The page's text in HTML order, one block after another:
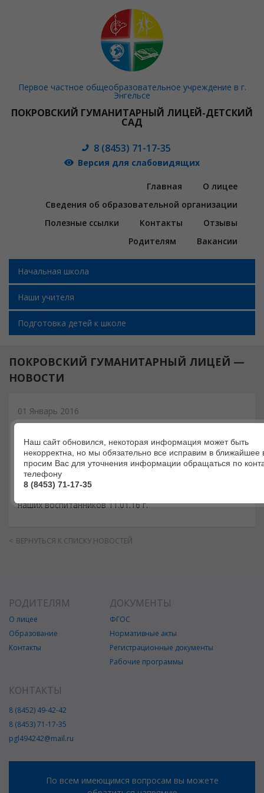
Первое частное общеобразовательное учреждение в г.
Энгельсе
ПОКРОВСКИЙ ГУМАНИТАРНЫЙ ЛИЦЕЙ-ДЕТСКИЙ
САД
8 (8453) 71-17-35
Версия для слабовидящих
Главная
О лицее
Сведения об образовательной организации
Полезные ссылки
Контакты
Отзывы
Родителям
Вакансии
Начальная школа
Наши учителя
Подготовка детей к школе
ПОКРОВСКИЙ ГУМАНИТАРНЫЙ ЛИЦЕЙ —
НОВОСТИ
01 Январь 2016
ВНИМАНИЕ, КАНИКУЛЫ!
Уважаемые родители! В период с 01.01.16 по 10.01.16
включительно объявляются зимние каникулы. Ждем
наших воспитанников 11.01.16 г.
ВЕРНУТЬСЯ К СПИСКУ НОВОСТЕЙ
РОДИТЕЛЯМ
О лицее
Образование
Контакты
ДОКУМЕНТЫ
ФГОС
Нормативные акты
Регистрационные документы
Рабочие программы
КОНТАКТЫ
8 (8452) 49-42-42
8 (8453) 71-17-35
pgl494242@mail.ru
По всем имеющимся вопросам вы можете
Наш сайт обновился, некоторая информация может быть
некорректна, но мы обязательно все исправим в ближайшее
просим Вас для уточнения информации обращаться по
телефону
8 (8453) 71-17-35